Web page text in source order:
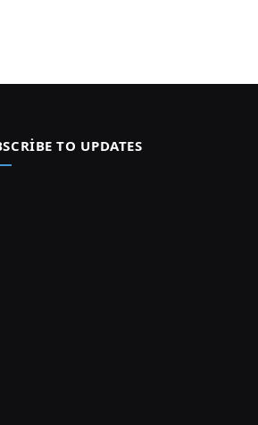
TO UPDATES